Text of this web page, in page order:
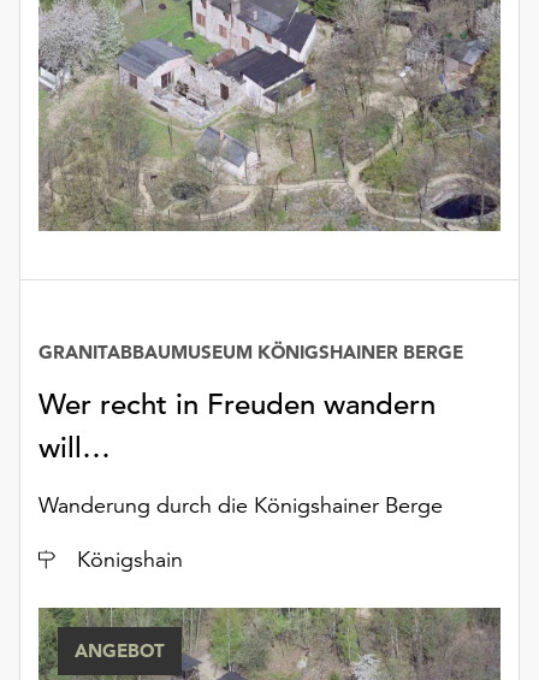
Weitere
Informationen
finden
Sie
unserer
Datenschutzerklärung
oder
Impressum
Wer recht in Freuden wandern
will…
GRANITABBAUMUSEUM KÖNIGSHAINER BERGE
Wanderung durch die Königshainer Berge
Ort
Königshain
ANGEBOT